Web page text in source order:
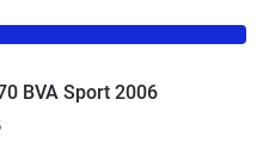
BVA Sport 2006